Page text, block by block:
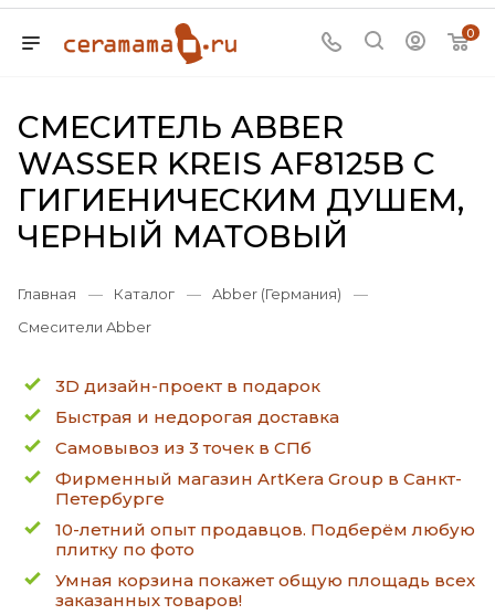
0
СМЕСИТЕЛЬ ABBER
WASSER KREIS AF8125B С
ГИГИЕНИЧЕСКИМ ДУШЕМ,
ЧЕРНЫЙ МАТОВЫЙ
Главная — Каталог — Abber (Германия)
—
Смесители Abber
3D дизайн-проект в подарок
Быстрая и недорогая доставка
Самовывоз из 3 точек в СПб
Фирменный магазин ArtKera Group в Санкт-
Петербурге
10-летний опыт продавцов. Подберём любую
плитку по фото
Умная корзина покажет общую площадь всех
заказанных товаров!